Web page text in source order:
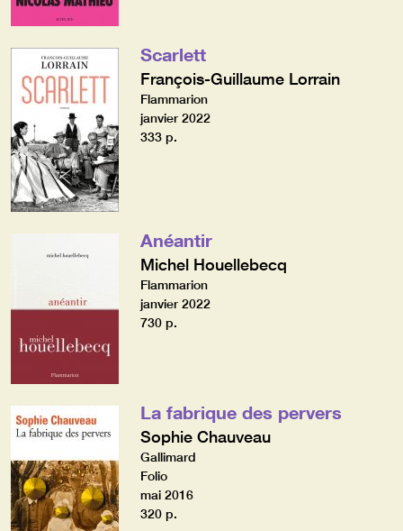
Scarlett
François-Guillaume Lorrain
Flammarion
janvier 2022
333 p.
Anéantir
Michel Houellebecq
Flammarion
janvier 2022
730 p.
La fabrique des pervers
Sophie Chauveau
Gallimard
Folio
mai 2016
320 p.